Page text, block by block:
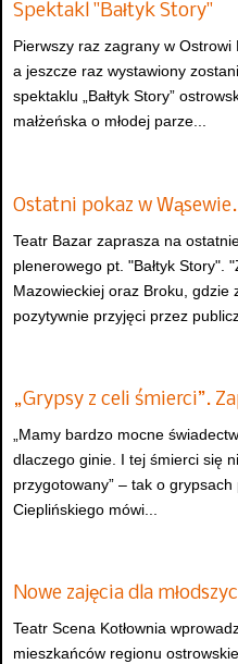
Spektakl "Bałtyk Story"
Pierwszy raz zagrany w
a jeszcze raz wystawiony
spektaklu „Bałtyk Story”
małżeńska o młodej parze...
Ostatni pokaz w
Teatr Bazar zaprasza na
plenerowego pt. "Bałtyk Story".
Mazowieckiej oraz Broku, gdzie
pozytywnie przyjęci przez
„Grypsy z celi śmierci”.
„Mamy bardzo mocne
dlaczego ginie. I tej śmierci się
przygotowany” – tak o grypsach
Cieplińskiego mówi...
Nowe zajęcia dla
Teatr Scena Kotłownia
mieszkańców regionu